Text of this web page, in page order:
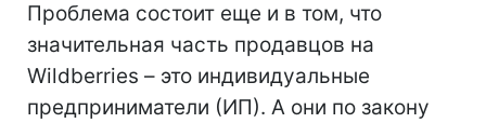
Проблема состоит еще и в том, что
значительная часть продавцов на
Wildberries – это индивидуальные
предприниматели (ИП). А они по закону